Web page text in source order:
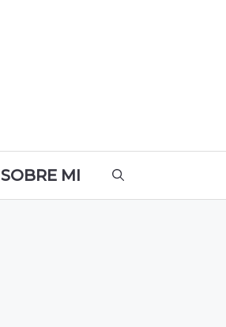
SOBRE MI